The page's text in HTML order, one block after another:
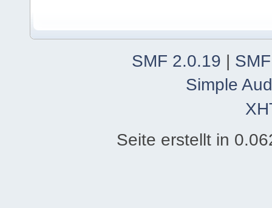
SMF 2.0.19 |
Simple
Seite erstellt in